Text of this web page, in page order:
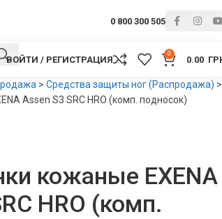
0 800 300 505
ВОЙТИ / РЕГИСТРАЦИЯ
0
0.00
> Средства защиты ног (Распродажа) >
Assen S3 SRC HRO (комп. подносок)
кожаные EXENA
HRO (комп.